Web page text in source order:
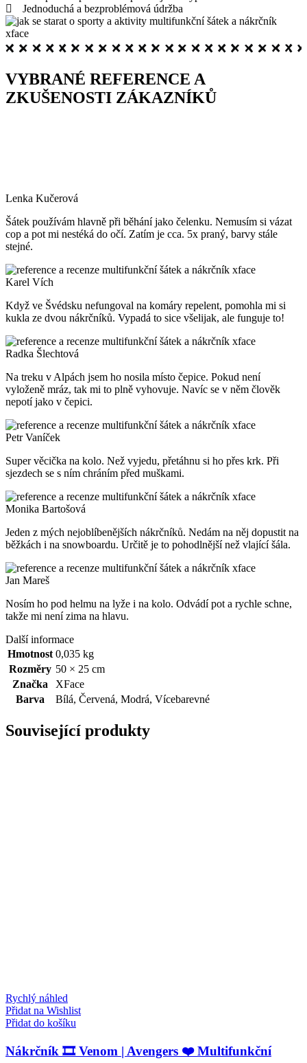
Jednoduchá a bezproblémová údržba
VYBRANÉ REFERENCE A
ZKUŠENOSTI ZÁKAZNÍKŮ
Lenka Kučerová
Šátek používám hlavně při běhání jako čelenku. Nemusím si vázat
cop a pot mi nestéká do očí. Zatím je cca. 5x praný, barvy stále
stejné.
Karel Vích
Když ve Švédsku nefungoval na komáry repelent, pomohla mi si
kukla ze dvou nákrčníků. Vypadá to sice všelijak, ale funguje to!
Radka Šlechtová
Na treku v Alpách jsem ho nosila místo čepice. Pokud není
vyloženě mráz, tak mi to plně vyhovuje. Navíc se v něm člověk
nepotí jako v čepici.
Petr Vaníček
Super věcička na kolo. Než vyjedu, přetáhnu si ho přes krk. Při
sjezdech se s ním chráním před muškami.
Monika Bartošová
Jeden z mých nejoblíbenějších nákrčníků. Nedám na něj dopustit na
běžkách i na snowboardu. Určitě je to pohodlnější než vlající šála.
Jan Mareš
Nosím ho pod helmu na lyže i na kolo. Odvádí pot a rychle schne,
takže mi není zima na hlavu.
Další informace
Hmotnost 0,035 kg
Rozměry 50 × 25 cm
Značka
XFace
Barva
Bílá, Červená, Modrá, Vícebarevné
Související produkty
Rychlý náhled
Přidat na Wishlist
Přidat do košíku
Nákrčník 🎞️ Venom | Avengers ❤️ Multifunkční